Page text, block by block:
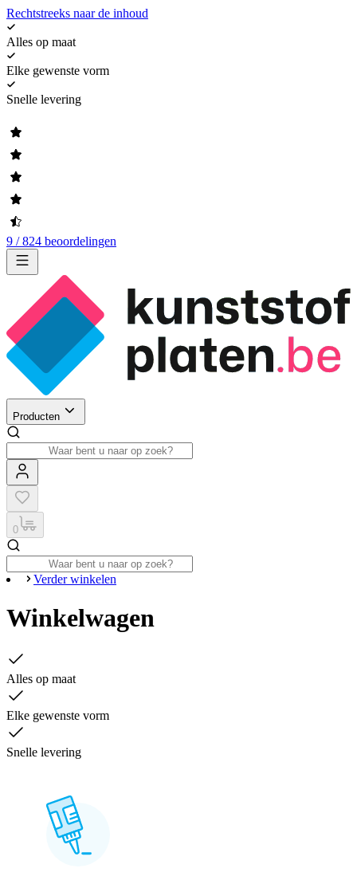
Rechtstreeks naar de inhoud
Alles op maat
Elke gewenste vorm
Snelle levering
9 / 824 beoordelingen
Producten
0
Verder winkelen
Winkelwagen
Alles op maat
Elke gewenste vorm
Snelle levering